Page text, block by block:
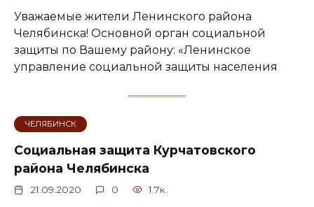
Уважаемые жители Ленинского района
Челябинска! Основной орган социальной
защиты по Вашему району: «Ленинское
управление социальной защиты населения
ЧЕЛЯБИНСК
Социальная защита Курчатовского
района Челябинска
21.09.2020 0 1.7к.